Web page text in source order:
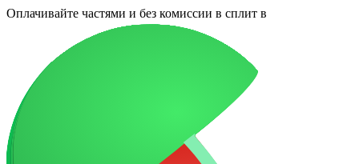
Оплачивайте частями и без комиссии в сплит в